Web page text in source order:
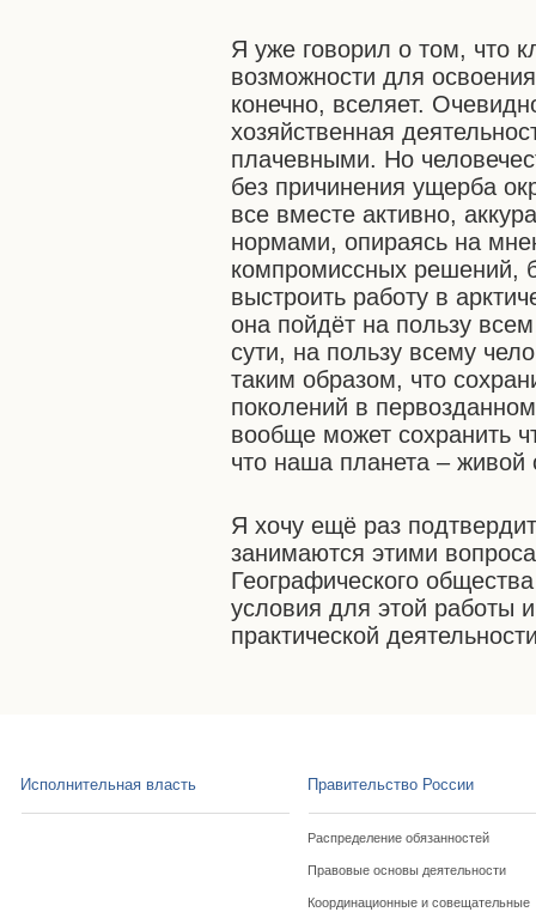
Я уже говорил о том, что
возможности для
конечно, вселяет.
хозяйственная
плачевными. Но
без причинения ущерба
все вместе активно,
нормами, опираясь на
компромиссных решений,
выстроить работу в
она пойдёт на пользу
сути, на пользу всему
таким образом, что
поколений в
вообще может сохранить
что наша планета – живой
Я хочу ещё раз
занимаются этими
Географического
условия для этой работы
практической
Исполнительная власть Правительство России
Распределение обязанностей
Правовые основы деятельности
Координационные и совещательные